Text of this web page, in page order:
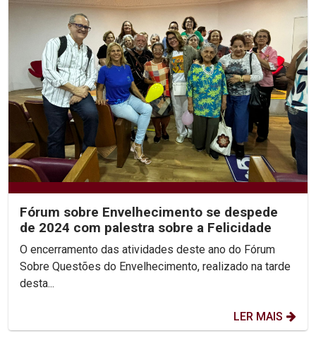
Fórum sobre Envelhecimento se despede
de 2024 com palestra sobre a Felicidade
O encerramento das atividades deste ano do Fórum
Sobre Questões do Envelhecimento, realizado na tarde
desta...
LER MAIS